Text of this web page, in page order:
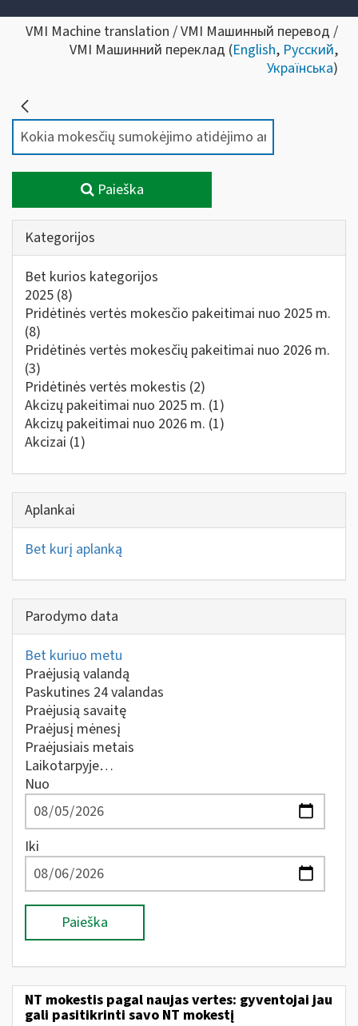
VMI Machine translation / VMI Машинный перевод /
VMI Машинний переклад (English, Русский,
Українська)
Paieška
Kategorijos
Bet kurios kategorijos
2025 (8)
Pridėtinės vertės mokesčio pakeitimai nuo 2025 m.
(8)
Pridėtinės vertės mokesčių pakeitimai nuo 2026 m.
(3)
Pridėtinės vertės mokestis (2)
Akcizų pakeitimai nuo 2025 m. (1)
Akcizų pakeitimai nuo 2026 m. (1)
Akcizai (1)
Aplankai
Bet kurį aplanką
Parodymo data
Bet kuriuo metu
Praėjusią valandą
Paskutines 24 valandas
Praėjusią savaitę
Praėjusį mėnesį
Praėjusiais metais
Laikotarpyje…
Nuo
Iki
Paieška
NT mokestis pagal naujas vertes: gyventojai jau
gali pasitikrinti savo NT mokestį